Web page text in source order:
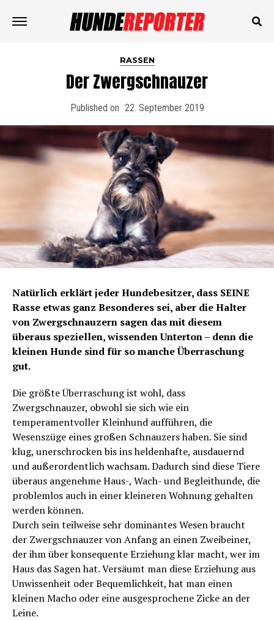
RASSEN
Der Zwergschnauzer
Published on 22. September 2019
Natürlich erklärt jeder Hundebesitzer, dass SEINE
Rasse etwas ganz Besonderes sei, aber die Halter
von Zwergschnauzern sagen das mit diesem
überaus speziellen, wissenden Unterton – denn die
kleinen Hunde sind für so manche Überraschung
gut.
Die größte Überraschung ist wohl, dass
Zwergschnauzer, obwohl sie sich wie ein
temperamentvoller Kleinhund aufführen, die
Wesenszüge eines großen Schnauzers haben. Sie sind
klug, unerschrocken bis ins heldenhafte, ausdauernd
und außerordentlich wachsam. Dadurch sind diese Tiere
überaus angenehme Haus-, Wach- und Begleithunde, die
problemlos auch in einer kleineren Wohnung gehalten
werden können.
Durch sein teilweise sehr dominantes Wesen braucht
der Zwergschnauzer von Anfang an einen Zweibeiner,
der ihm über konsequente Erziehung klar macht, wer im
Haus das Sagen hat. Versäumt man diese Erziehung aus
Unwissenheit oder Bequemlichkeit, hat man einen
kleinen Macho oder eine ausgesprochene Zicke an der
Leine.